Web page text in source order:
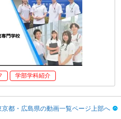
学部学科紹介
京都・広島県の動画一覧ページ上部へ